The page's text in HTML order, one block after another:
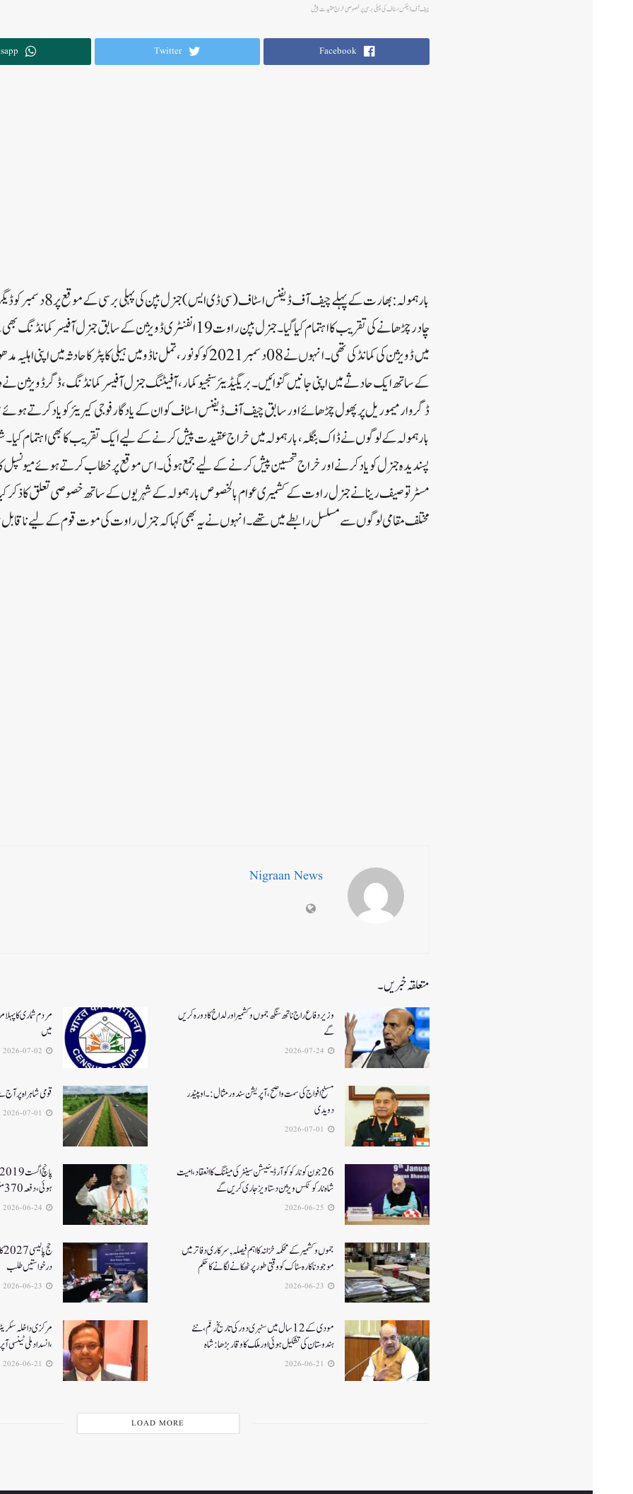
چیف آف ڈیفنس اسٹاف کی پہلی برسی پر خصوصی خراج عقیدت پیش
Facebook
Twitter
بارہمولہ:بھارت کے پہلے چیف آف
کے ساتھ ایک حادثے میں اپنی جانیں گنوائیں۔ بریگیڈیئر سنجیو کمار، آفیٹنگ جنرل آفیسر کمانڈنگ، ڈگر ڈویژن
ڈگر وار میموریل پر پھول چڑھائے اور سابق چیف آف ڈیفنس اسٹاف کو ان کے یادگار فوجی کیریئر کو یاد کرتے
بارہمولہ کے لوگوں نے ڈاک بنگلہ، بارہمولہ میں خراج عقیدت پیش کرنے کے لیے ایک تقریب کا بھی اہتمام کیا۔
پسندیدہ جنرل کو یاد کرنے اور خراج تحسین پیش کرنے کے لیے جمع ہوئی۔ اس موقع پر خطاب کرتے ہوئے
مسٹر توصیف رینا نے جنرل راوت کے کشمیری عوام بالخصوص بارہمولہ کے شہریوں کے ساتھ خصوصی تعلق کا
مختلف مقامی لوگوں سے مسلسل رابطے میں تھے۔ انہوں نے یہ بھی کہا کہ جنرل راوت کی موت قوم کے لیے
Nigraan News
متعلقہ خبریں۔
وزیر دفاع راج ناتھ سنگھ جموں و کشمیر اور لداخ کا دورہ کریں
گے
مردم شماری کا
میں
مسلح افواج کی سمت واضح، آپریشن سندورمثال:۔ اوپیندر
دویدی
قومی شاہراہ پر
26جون کونارکو کوآرڈینیشن سینٹر کی میٹنگ کا انعقاد، امیت
شاہ نارکوٹکس ویژن دستاویز جاری کریں گے
ہوئی، دفعہ 370منسوخی سے وژن مکمل ہوا۔ امت شاہ
جموں و کشمیر کے محکمہ خزانہ کا اہم فیصلہ , سرکاری دفاتر میں
موجود ناکارہ سٹاک کو وقتی طور پر ٹھکانے لگانے کا حکم
درخواستیں طلب
مودی کے 12 سال میں سنہری دور کی تاریخ رقم ، نئے
ہندوستان کی تشکیل ہوئی اور ملک کا وقار بڑھا: شاہ
مرکزی داخلہ
،انسداد ملی
LOAD MORE